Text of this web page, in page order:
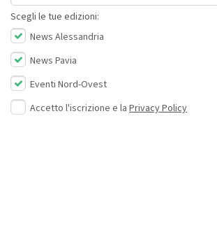
Scegli le tue edizioni:
News Alessandria
News Pavia
Eventi Nord-Ovest
Accetto l'iscrizione e la Privacy Policy